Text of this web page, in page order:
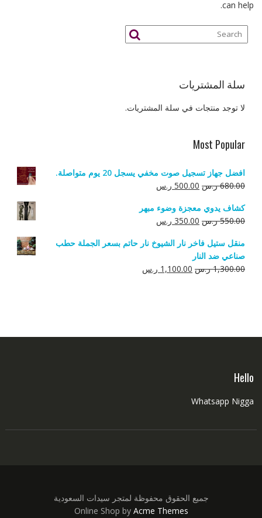
can help.
سلة المشتريات
لا توجد منتجات في سلة المشتريات.
Most Popular
افضل جهاز تسجيل صوت مخفي يسجل 20 يوم متواصلة.
680.00 ر.س السعر
هو:
680.00 ر.س.
500.00 ر.سالسعر
هو:
500.00 ر.س.
كشاف يدوي معجزة وضوء مبهر
550.00 ر.س السعر
هو:
550.00 ر.س.
350.00 ر.سالسعر
هو:
منقل ستيل فاخر نار الشيوخ نار حاتم بسعر الجملة حطب
صناعي ضد النار
1,300.00 ر.س السعر
1,100.00 ر.سالسعر
Hello
Whatsapp Nigga
جميع الحقوق محفوظة لمتجر سيدات السعودية
Online Shop by Acme Themes